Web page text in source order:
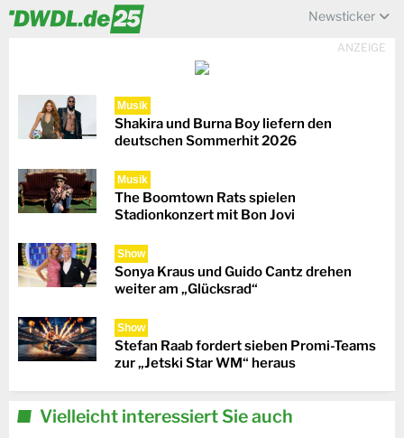
Newsticker
ANZEIGE
Musik
Shakira und Burna Boy liefern den
deutschen Sommerhit 2026
Musik
The Boomtown Rats spielen
Stadionkonzert mit Bon Jovi
Show
Sonya Kraus und Guido Cantz drehen
weiter am „Glücksrad“
Show
Stefan Raab fordert sieben Promi-Teams
zur „Jetski Star WM“ heraus
Vielleicht interessiert Sie auch